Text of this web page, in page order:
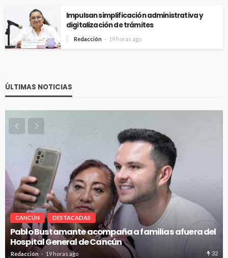
Impulsan simplificación administrativa y
digitalización de trámites
Redacción 19 horas ago
ÚLTIMAS NOTICIAS
CANCÚN DESTACADAS
Pablo Bustamante acompaña a familias afuera del
Hospital General de Cancún
Redacción 19 horas ago 32